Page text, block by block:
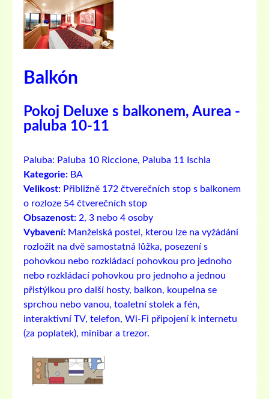
Balkón
Pokoj Deluxe s balkonem, Aurea -
paluba 10-11
Paluba: Paluba 10 Riccione, Paluba 11 Ischia
Kategorie: BA
Velikost: Přibližně 172 čtverečních stop s balkonem
o rozloze 54 čtverečních stop
Obsazenost: 2, 3 nebo 4 osoby
Vybavení: Manželská postel, kterou lze na vyžádání
rozložit na dvě samostatná lůžka, posezení s
pohovkou nebo rozkládací pohovkou pro jednoho
nebo rozkládací pohovkou pro jednoho a jednou
přistýlkou ​​pro další hosty, balkon, koupelna se
sprchou nebo vanou, toaletní stolek a fén,
interaktivní TV, telefon, Wi-Fi připojení k internetu
(za poplatek), minibar a trezor.